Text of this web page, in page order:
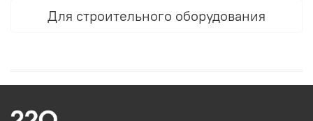
Для строительного оборудования